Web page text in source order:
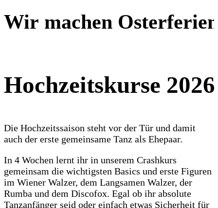
Wir machen
Hochzeitskurse 2026
Die Hochzeitssaison steht vor der Tür und damit
auch der erste gemeinsame Tanz als Ehepaar.
In 4 Wochen lernt ihr in unserem Crashkurs
gemeinsam die wichtigsten Basics und erste Figuren
im Wiener Walzer, dem Langsamen Walzer, der
Rumba und dem Discofox. Egal ob ihr absolute
Tanzanfänger seid oder einfach etwas Sicherheit für